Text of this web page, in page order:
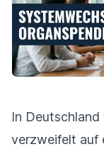
In
verzweifelt auf